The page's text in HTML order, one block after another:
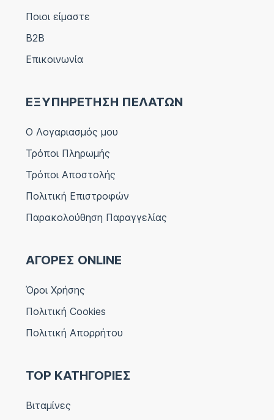
Ποιοι είμαστε
B2B
Επικοινωνία
ΕΞΥΠΗΡΕΤΗΣΗ ΠΕΛΑΤΩΝ
Ο Λογαριασμός μου
Τρόποι Πληρωμής
Τρόποι Αποστολής
Πολιτική Επιστροφών
Παρακολούθηση Παραγγελίας
ΑΓΟΡΕΣ ONLINE
Όροι Χρήσης
Πολιτική Cookies
Πολιτική Απορρήτου
TOP ΚΑΤΗΓΟΡΙΕΣ
Βιταμίνες